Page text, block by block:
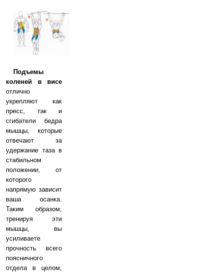
Подъемы
коленей в висе
отлично
укрепляют как
пресс, так и
сгибатели бедра
мышцы, которые
отвечают за
удержание таза в
стабильном
положении, от
которого
напрямую зависит
ваша осанка.
Таким образом,
тренируя эти
мышцы, вы
усиливаете
прочность всего
поясничного
отдела в целом,